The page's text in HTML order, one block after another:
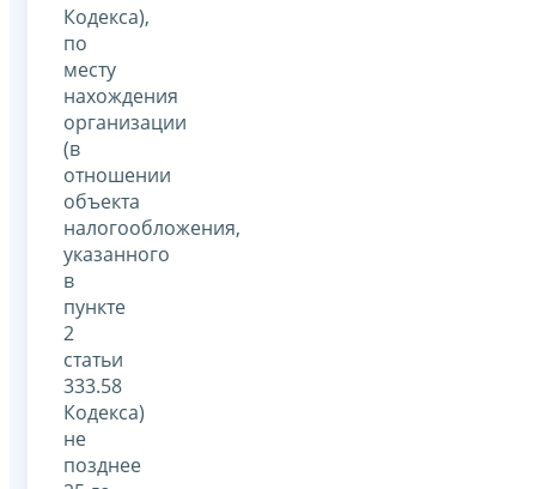
Кодекса),
по
месту
нахождения
организации
(в
отношении
объекта
налогообложения,
указанного
в
пункте
2
статьи
333.58
Кодекса)
не
позднее